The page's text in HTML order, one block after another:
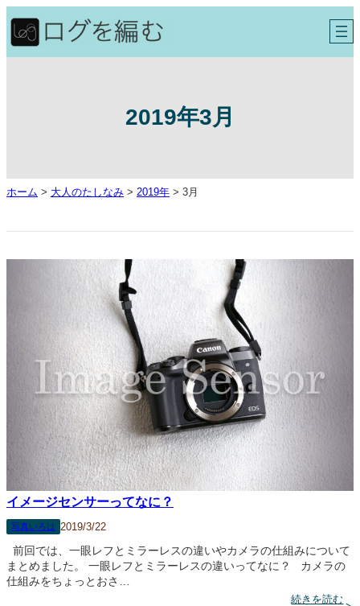
容
を
ス
2019年3月
ホーム > 大人のたしなみ > 2019年 > 3月
イメージセンサーってなに？
写真いろは 2019/3/22
前回では、一眼レフとミラーレスの違いやカメラの仕組みについて
まとめました。 一眼レフとミラーレスの違いってなに？ カメラの
仕組みをちょっとおさ…
続きを読む: